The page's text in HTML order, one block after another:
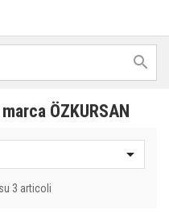

ÖZKURSAN

3 articoli